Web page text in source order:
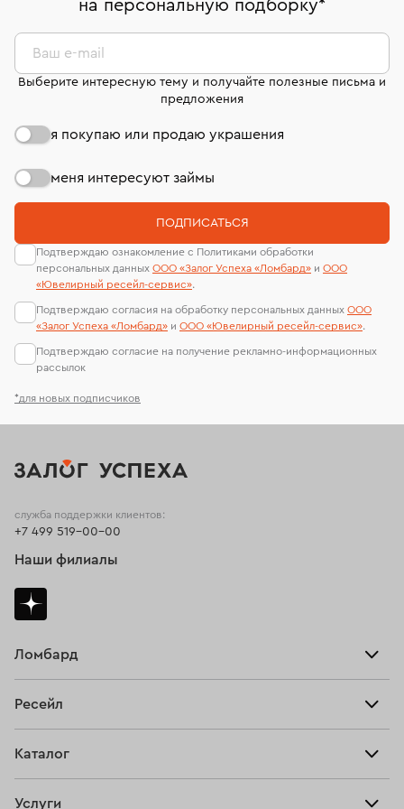
дней на возврат. Детальные условия возврата
комиссионных украшений и часов смотрите на
странице«Возврат украшений»
сертификаты МГУ и других геммологических
лабораторий
на персональную подборку*
*для новых подписчиков
Ваш e-mail
Выберите интересную тему и получайте полезные письма и
предложения
я покупаю или продаю украшения
меня интересуют займы
ПОДПИСАТЬСЯ
Подтверждаю ознакомление с Политиками обработки
персональных данных ООО «Залог Успеха «Ломбард» и ООО
«Ювелирный ресейл-сервиc».
Подтверждаю согласия на обработку персональных данных ООО
«Залог Успеха «Ломбард» и ООО «Ювелирный ресейл-сервиc».
Подтверждаю согласие на получение рекламно-информационных
рассылок
Ломбард
Тарифы
Ресейл
Каталог
Услуги
служба поддержки клиентов:
+7 499 519-00-00
Наши филиалы